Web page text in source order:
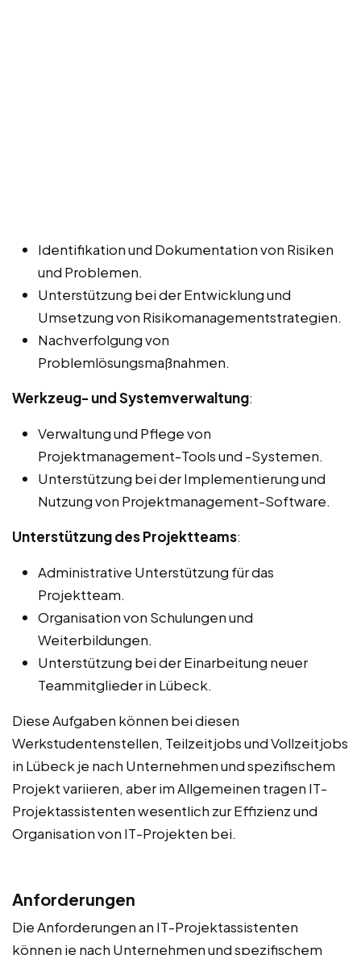
Identifikation und Dokumentation von Risiken
und Problemen.
Unterstützung bei der Entwicklung und
Umsetzung von Risikomanagementstrategien.
Nachverfolgung von
Problemlösungsmaßnahmen.
Werkzeug- und Systemverwaltung:
Verwaltung und Pflege von
Projektmanagement-Tools und -Systemen.
Unterstützung bei der Implementierung und
Nutzung von Projektmanagement-Software.
Unterstützung des Projektteams:
Administrative Unterstützung für das
Projektteam.
Organisation von Schulungen und
Weiterbildungen.
Unterstützung bei der Einarbeitung neuer
Teammitglieder in Lübeck.
Diese Aufgaben können bei diesen
Werkstudentenstellen, Teilzeitjobs und Vollzeitjobs
in Lübeck je nach Unternehmen und spezifischem
Projekt variieren, aber im Allgemeinen tragen IT-
Projektassistenten wesentlich zur Effizienz und
Organisation von IT-Projekten bei.
Anforderungen
Die Anforderungen an IT-Projektassistenten
können je nach Unternehmen und spezifischem